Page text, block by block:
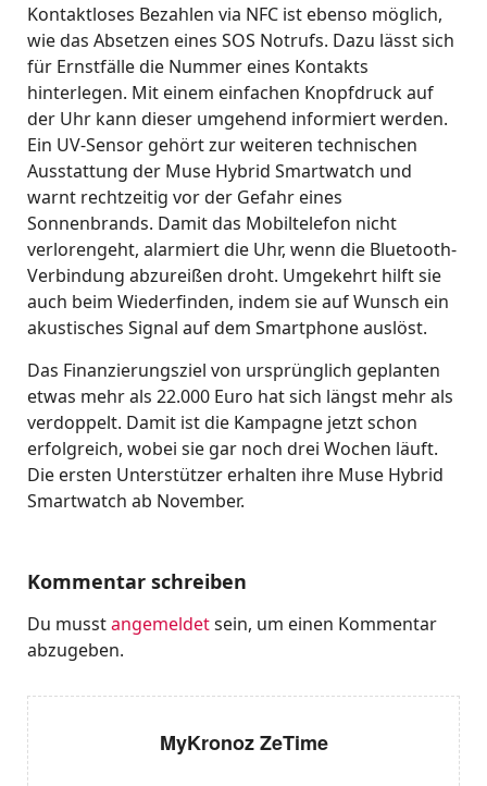
Kontaktloses Bezahlen via NFC ist ebenso möglich,
wie das Absetzen eines SOS Notrufs. Dazu lässt sich
für Ernstfälle die Nummer eines Kontakts
hinterlegen. Mit einem einfachen Knopfdruck auf
der Uhr kann dieser umgehend informiert werden.
Ein UV-Sensor gehört zur weiteren technischen
Ausstattung der Muse Hybrid Smartwatch und
warnt rechtzeitig vor der Gefahr eines
Sonnenbrands. Damit das Mobiltelefon nicht
verlorengeht, alarmiert die Uhr, wenn die Bluetooth-
Verbindung abzureißen droht. Umgekehrt hilft sie
auch beim Wiederfinden, indem sie auf Wunsch ein
akustisches Signal auf dem Smartphone auslöst.
Das Finanzierungsziel von ursprünglich geplanten
etwas mehr als 22.000 Euro hat sich längst mehr als
verdoppelt. Damit ist die Kampagne jetzt schon
erfolgreich, wobei sie gar noch drei Wochen läuft.
Die ersten Unterstützer erhalten ihre Muse Hybrid
Smartwatch ab November.
Kommentar schreiben
Du musstangemeldetsein, um einen Kommentar
abzugeben.
MyKronoz ZeTime